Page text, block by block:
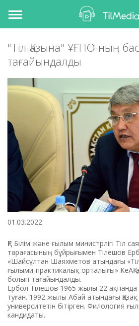
Toggle
navigation
"Тіл-Қазына" ҰҒПО-ның
тағайындалды
01.03.2022
ҚР Білім және ғылым министрлігі Тіл
төрағасының бұйрығымен Тілешов
«Шайсұлтан Шаяхметов атындағы
ғылыми-практикалық орталығы» КеАҚ-
болып тағайындалды.
Ербол Тілешов 1965 жылы 22
туған. 1992 жылы Абай атындағы
университетін бітірген. Филология
кандидаты.